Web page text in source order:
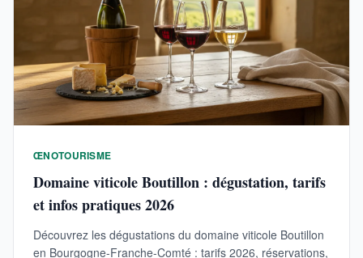
ŒNOTOURISME
Domaine viticole Boutillon : dégustation, tarifs
et infos pratiques 2026
Découvrez les dégustations du domaine viticole Boutillon
en Bourgogne-Franche-Comté : tarifs 2026, réservations,